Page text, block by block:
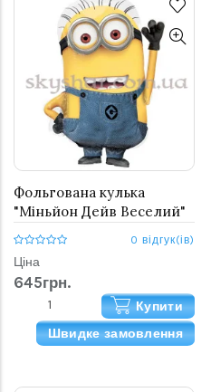
Фольгована кулька
"Міньйон Дейв Веселий"
0 відгук(ів)
Ціна
645грн.
Купити
Швидке замовлення